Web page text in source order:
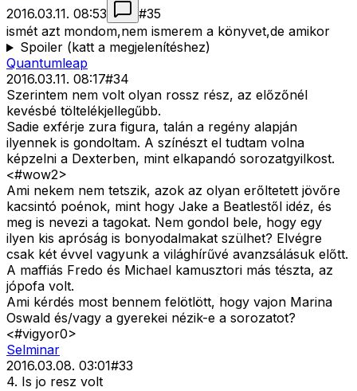
2016.03.11. 08:53
#35
ismét azt mondom,nem ismerem a könyvet,de amikor
Spoiler (katt a megjelenítéshez)
Quantumleap
2016.03.11. 08:17#34
Szerintem nem volt olyan rossz rész, az előzőnél
kevésbé töltelékjellegűbb.
Sadie exférje zura figura, talán a regény alapján
ilyennek is gondoltam. A színészt el tudtam volna
képzelni a Dexterben, mint elkapandó sorozatgyilkost.
<#wow2>
Ami nekem nem tetszik, azok az olyan erőltetett jövőre
kacsintó poénok, mint hogy Jake a Beatlestől idéz, és
meg is nevezi a tagokat. Nem gondol bele, hogy egy
ilyen kis apróság is bonyodalmakat szülhet? Elvégre
csak két évvel vagyunk a világhírűvé avanzsálásuk előtt.
A maffiás Fredo és Michael kamusztori más tészta, az
jópofa volt.
Ami kérdés most bennem felötlött, hogy vajon Marina
Oswald és/vagy a gyerekei nézik-e a sorozatot?
<#vigyor0>
Selminar
2016.03.08. 03:01#33
4. Is jo resz volt